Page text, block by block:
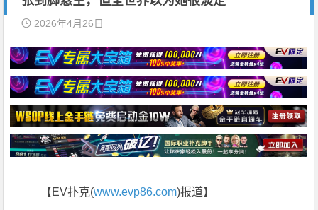
2026年4月26日
【EV扑克(www.evp86.com)报道】